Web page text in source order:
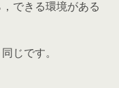
できる環境がある
じです。